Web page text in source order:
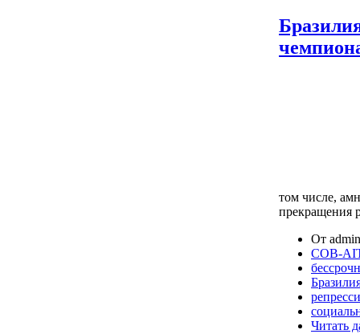
том числе,
прекращения
От
COB-
Читать